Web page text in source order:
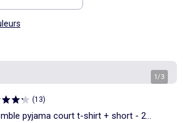
1/3
(13)
pyjama court t-shirt + short - 2